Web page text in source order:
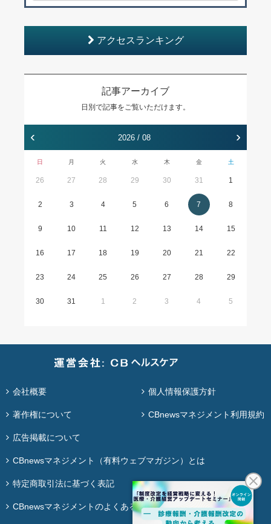
アクセスランキング
記事アーカイブ
日別で記事をご覧いただけます。
‹ 2026 / 08 ›
日 月 火 水 木 金 土
26 27 28 29 30 31 1
2 3 4 5 6 7 8
9 10 11 12 13 14 15
16 17 18 19 20 21 22
23 24 25 26 27 28 29
30 31 1 2 3 4 5
会社概要 個人情報保護方針
著作権について CBnewsマネジメント利用規約
広告掲載について
CBnewsマネジメント（有料ウェブマガジン）とは
特定商取引法に基づく表記
CBnewsマネジメントのよくある質問